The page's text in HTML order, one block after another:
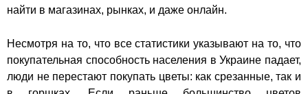
найти в магазинах, рынках, и даже онлайн.
Несмотря на то, что все статистики указывают на то, что
покупательная способность населения в Украине падает,
люди не перестают покупать цветы: как срезанные, так и